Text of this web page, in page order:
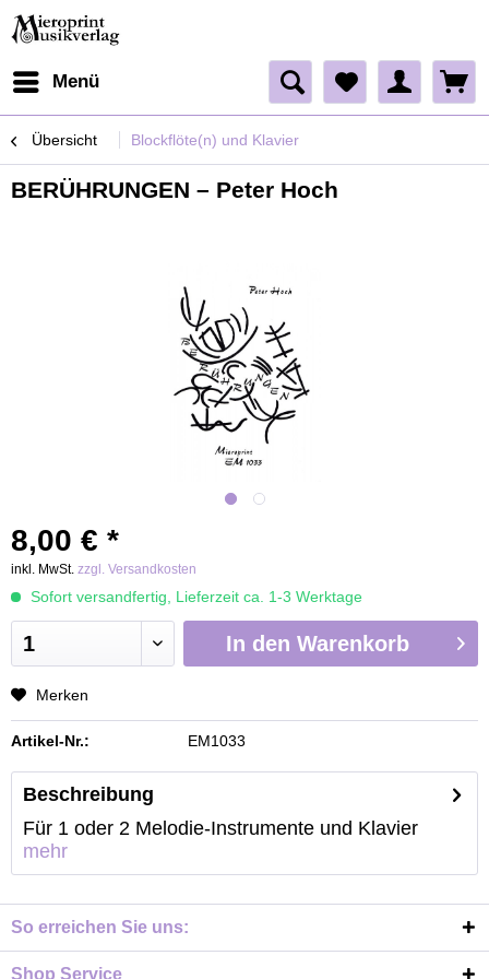
Menü
Übersicht Blockflöte(n) und Klavier
BERÜHRUNGEN – Peter Hoch
8,00 € *
inkl. MwSt. zzgl. Versandkosten
Sofort versandfertig, Lieferzeit ca. 1-3 Werktage
In den Warenkorb
Merken
Artikel-Nr.: EM1033
Beschreibung
Für 1 oder 2 Melodie-Instrumente und Klavier
mehr
So erreichen Sie uns:
Shop Service